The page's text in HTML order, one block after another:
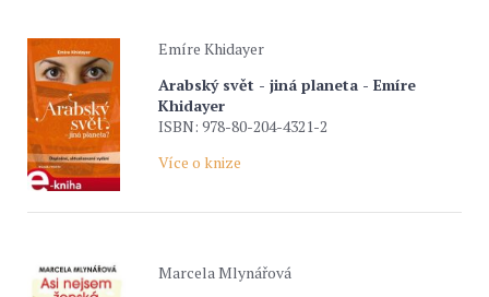
Emíre Khidayer
Arabský svět - jiná planeta - Emíre
Khidayer
ISBN: 978-80-204-4321-2
Více o knize
Marcela Mlynářová